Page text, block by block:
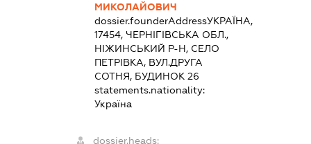
МИКОЛАЙОВИЧ
dossier.founderAddressУКРАЇНА,
17454, ЧЕРНІГІВСЬКА ОБЛ.,
НІЖИНСЬКИЙ Р-Н, СЕЛО
ПЕТРІВКА, ВУЛ.ДРУГА
СОТНЯ, БУДИНОК 26
statements.nationality:
Україна
dossier.heads: